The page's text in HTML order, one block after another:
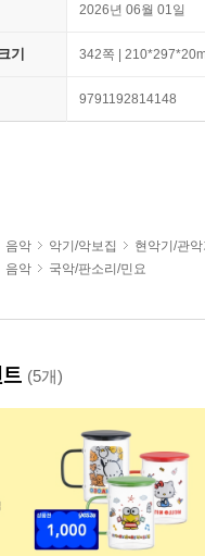
2026년 06월 01일
기 342쪽 |
9791192814148
음악 악기/악보집
현악기/관
음악 국악/판소리/민요
(5개)